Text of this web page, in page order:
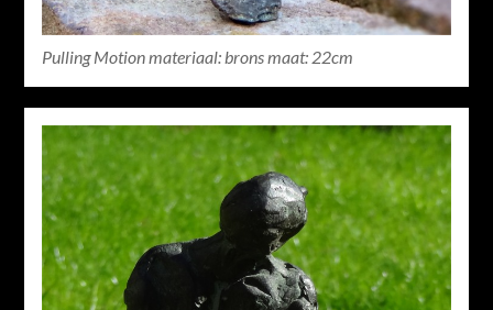
Pulling Motion materiaal: brons maat: 22cm